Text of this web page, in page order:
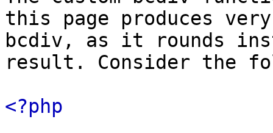
this page produces
bcdiv, as it rounds
result. Consider the
<?php